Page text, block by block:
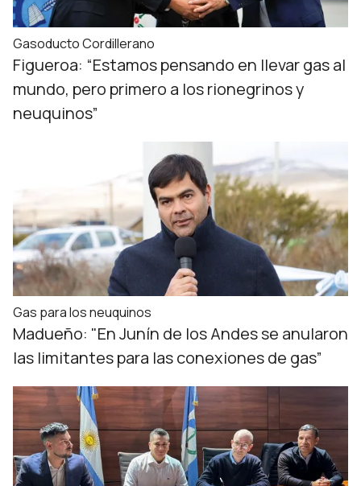
Gasoducto Cordillerano
Figueroa: “Estamos pensando en llevar gas al
mundo, pero primero a los rionegrinos y
neuquinos”
Gas para los neuquinos
Madueño: "En Junín de los Andes se anularon
las limitantes para las conexiones de gas”